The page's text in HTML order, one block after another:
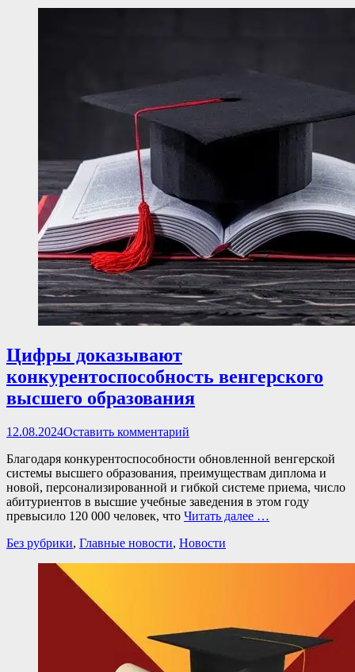
Цифры доказывают
конкурентоспособность венгерского
высшего образования
Опубликовано
12.08.2024Оставить комментарий
Благодаря конкурентоспособности обновленной венгерской
системы высшего образования, преимуществам диплома и
новой, персонализированной и гибкой системе приема, число
абитуриентов в высшие учебные заведения в этом году
превысило 120 000 человек, что Читать далее …
Категории
Без рубрики, Главные новости, Новости